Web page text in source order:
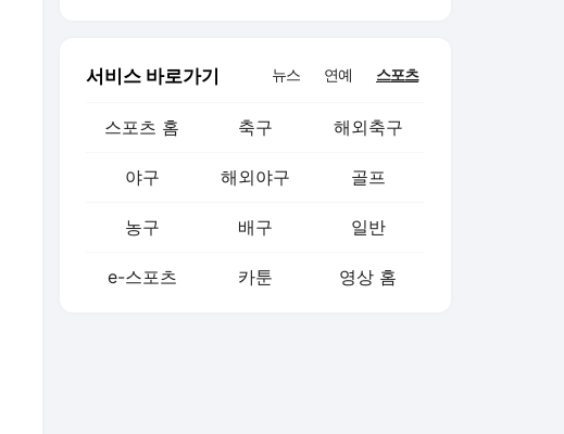
서비스 바로가기 뉴스 연예 스포츠
스포츠 홈 축구 해외축구
야구 해외야구 골프
농구 배구 일반
e-스포츠 카툰 영상 홈